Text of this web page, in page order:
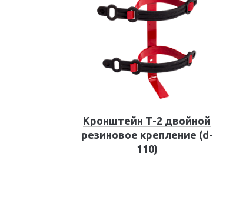
Кронштейн Т-2 двойной
резиновое крепление (d-
110)